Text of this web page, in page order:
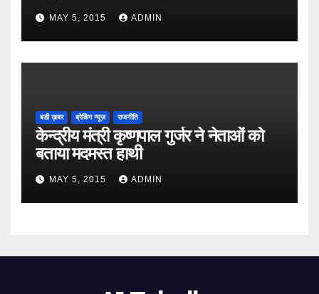
MAY 5, 2015 ADMIN
बडी ख़बर ब्रेकिंग न्यूज़ राजनीति
केन्द्रीय मंत्री कृष्णपाल गुर्जर ने नेताओं को
बताया मदमस्त हाथी
MAY 5, 2015 ADMIN